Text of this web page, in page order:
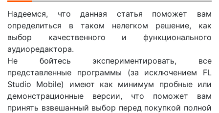
Надеемся, что данная статья поможет вам
определиться в таком нелегком решение, как
выбор качественного и функционального
аудиоредактора.
Не бойтесь экспериментировать, все
представленные программы (за исключением FL
Studio Mobile) имеют как минимум пробные или
демонстрационные версии, что поможет вам
принять взвешанный выбор перед покупкой полной